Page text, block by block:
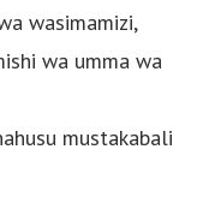
wasimamizi,
wa umma wa
mustakabali